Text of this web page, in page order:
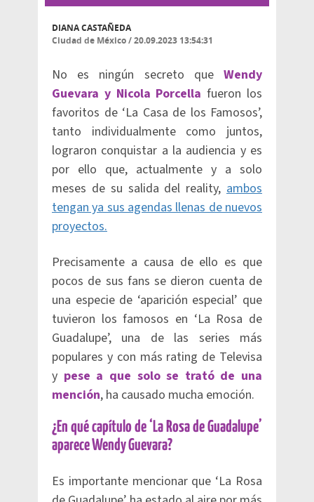
DIANA CASTAÑEDA
Ciudad de México/20.09.2023 13:54:31
No es ningún secreto que Wendy
Guevara y Nicola Porcella fueron los
favoritos de ‘La Casa de los Famosos’,
tanto individualmente como juntos,
lograron conquistar a la audiencia y es
por ello que, actualmente y a solo
meses de su salida del reality, ambos
tengan ya sus agendas llenas de nuevos
proyectos.
Precisamente a causa de ello es que
pocos de sus fans se dieron cuenta de
una especie de ‘aparición especial’ que
tuvieron los famosos en ‘La Rosa de
Guadalupe’, una de las series más
populares y con más rating de Televisa
y pese a que solo se trató de una
mención, ha causado mucha emoción.
¿En qué capítulo de ‘La Rosa de Guadalupe’
aparece Wendy Guevara?
Es importante mencionar que ‘La Rosa